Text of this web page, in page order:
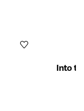
Into